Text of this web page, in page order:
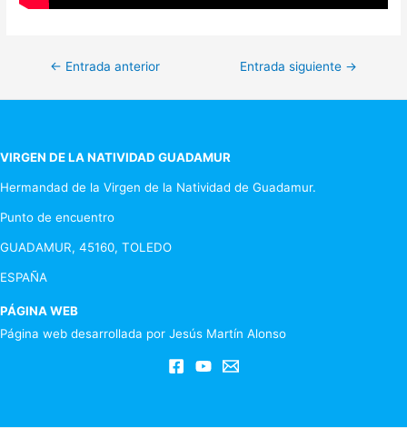
Navegación
de
← Entrada anterior Entrada siguiente →
VIRGEN DE LA NATIVIDAD GUADAMUR
Hermandad de la Virgen de la Natividad de Guadamur.
Punto de encuentro
GUADAMUR, 45160, TOLEDO
ESPAÑA
PÁGINA WEB
Página web desarrollada por Jesús Martín Alonso